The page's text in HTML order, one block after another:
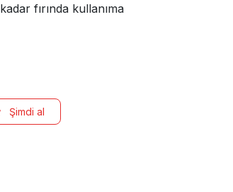
kadar fırında kullanıma
Şimdi al